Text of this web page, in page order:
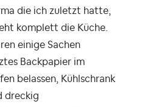
die ich zuletzt hatte,
komplett die Küche.
einige Sachen
Backpapier im
belassen, Kühlschrank
dreckig